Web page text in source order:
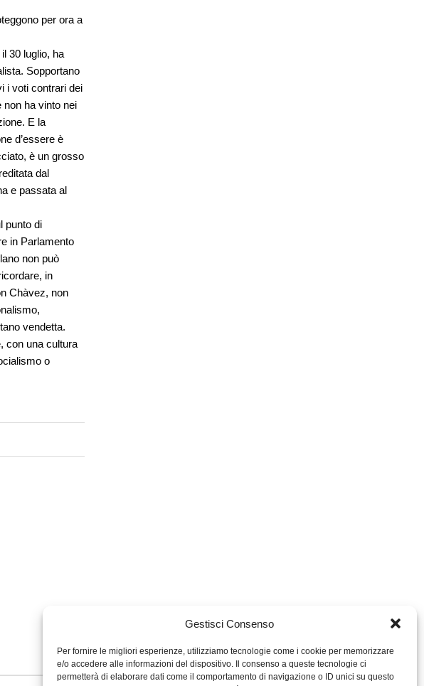
Gestisci Consenso
Per fornire le migliori esperienze, utilizziamo tecnologie come i cookie per memorizzare
e/o accedere alle informazioni del dispositivo. Il consenso a queste tecnologie ci
permetterà di elaborare dati come il comportamento di navigazione o ID unici su questo
per ora a
30 luglio, ha
Sopportano
i voti contrari dei
non ha vinto nei
E la
d’essere è
è un grosso
dal
e passata al
punto di
in Parlamento
non può
in
Chàvez, non
vendetta.
con una cultura
o